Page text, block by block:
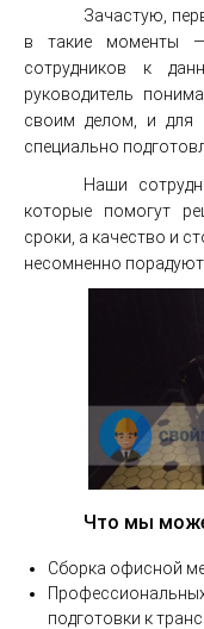
Зачастую,
в такие моменты
сотрудников к
руководитель
своим делом, и для
специально
Наши
которые помогут
сроки, а качество и
несомненно
Что мы
Сборка офисной
подготовки к